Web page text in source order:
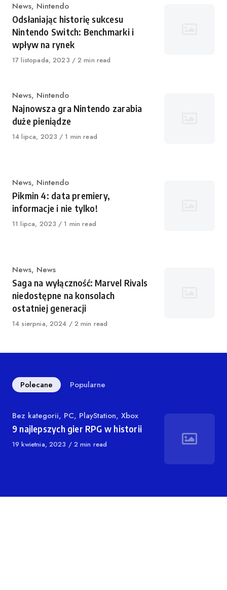
Kategoria
News, Nintendo
Odsłaniając historię sukcesu
Nintendo Switch: Benchmarki i
wpływ na rynek
Opublikowano
17 listopada, 2023 2 min read
Kategoria
News, Nintendo
Najnowsza gra Nintendo zarabia
duże pieniądze
Opublikowano
14 lipca, 2023 1 min read
Kategoria
News, Nintendo
Pikmin 4: data premiery,
informacje i nie tylko!
Opublikowano
11 lipca, 2023 1 min read
Kategoria
News, News
Saga na wyłączność: Marvel Rivals
niedostępne na konsolach
ostatniej generacji
Opublikowano
14 sierpnia, 2024 2 min read
Polecane Popularne
Kategoria
Bez kategorii, PC, PlayStation, Xbox
9 najlepszych gier RPG w historii
Opublikowano
19 kwietnia, 2023 2 min read